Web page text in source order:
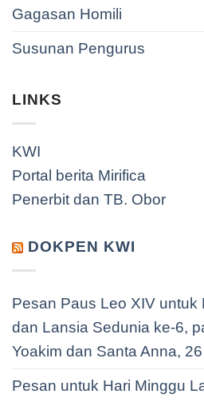
Gagasan Homili
Susunan Pengurus
LINKS
KWI
Portal berita Mirifica
Penerbit dan TB. Obor
DOKPEN KWI
Pesan Paus Leo XIV untuk
dan Lansia Sedunia ke-6,
Yoakim dan Santa Anna,
Pesan untuk Hari Minggu